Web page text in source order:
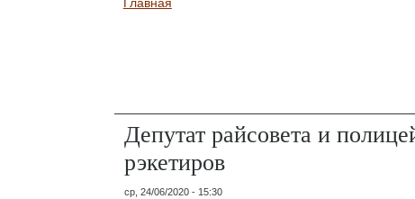
Вы здесь
Депутат райсовета и
рэкетиров
ср, 24/06/2020 - 15:30